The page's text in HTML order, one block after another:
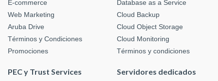
E-commerce
Web Marketing
Aruba Drive
Términos y Condiciones
Promociones
Database as a Service
Cloud Backup
Cloud Object Storage
Cloud Monitoring
Términos y condiciones
PEC y Trust Services Servidores dedicados